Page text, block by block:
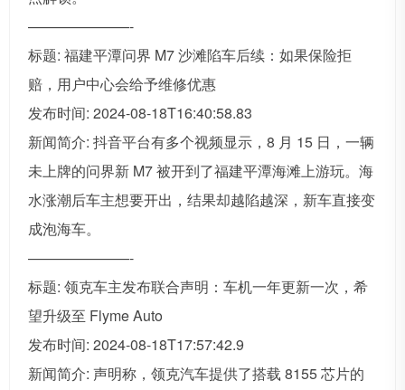
———————-
标题: 福建平潭问界 M7 沙滩陷车后续：如果保险拒
赔，用户中心会给予维修优惠
发布时间: 2024-08-18T16:40:58.83
新闻简介: 抖音平台有多个视频显示，8 月 15 日，一辆
未上牌的问界新 M7 被开到了福建平潭海滩上游玩。海
水涨潮后车主想要开出，结果却越陷越深，新车直接变
成泡海车。
———————-
标题: 领克车主发布联合声明：车机一年更新一次，希
望升级至 Flyme Auto
发布时间: 2024-08-18T17:57:42.9
新闻简介: 声明称，领克汽车提供了搭载 8155 芯片的